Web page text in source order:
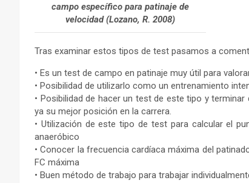
campo específico para patinaje de
velocidad (Lozano, R. 2008)
Tras examinar estos tipos de test pasamos a
• Es un test de campo en patinaje muy útil para
• Posibilidad de utilizarlo como un entrenamiento
• Posibilidad de hacer un test de este tipo y
ya su mejor posición en la carrera.
• Utilización de este tipo de test para calcular el
anaeróbico
• Conocer la frecuencia cardíaca máxima del
FC máxima
• Buen método de trabajo para trabajar